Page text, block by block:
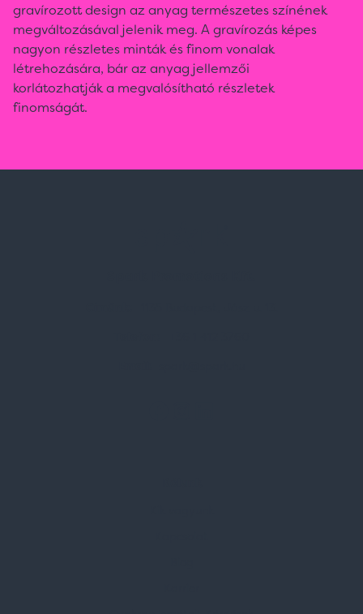
gravírozott design az anyag természetes színének
megváltozásával jelenik meg. A gravírozás képes
nagyon részletes minták és finom vonalak
létrehozására, bár az anyag jellemzői
korlátozhatják a megvalósítható részletek
finomságát.